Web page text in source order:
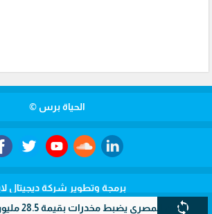
sync
يضبط مخدرات بقيمة 28.5 مليون دولار داخل مزرعتين سريتين بالإسماعيلية
الحياة برس ©
برمجة وتطوير شركة ديجيتال